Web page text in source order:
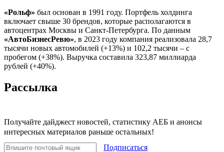
«Рольф» был основан в 1991 году. Портфель холдинга
включает свыше 30 брендов, которые располагаются в
автоцентрах Москвы и Санкт-Петербурга. По данным
«АвтоБизнесРевю», в 2023 году компания реализовала 28,7
тысячи новых автомобилей (+13%) и 102,2 тысячи – с
пробегом (+38%). Выручка составила 323,87 миллиарда
рублей (+40%).
Рассылка
Получайте дайджест новостей, статистику АЕБ и анонсы
интересных материалов раньше остальных!
Подписаться